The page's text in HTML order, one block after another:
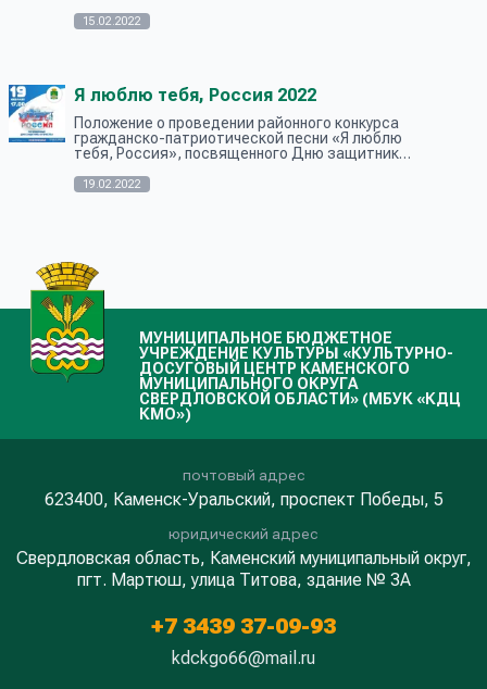
направлений борьбы с террористическими и
экс...
15.02.2022
Я люблю тебя, Россия 2022
Положение о проведении районного конкурса
гражданско-патриотической песни «Я люблю
тебя, Россия», посвященного Дню защитника
для солистов 19 февраля 2022 года Н...
19.02.2022
МУНИЦИПАЛЬНОЕ БЮДЖЕТНОЕ
УЧРЕЖДЕНИЕ КУЛЬТУРЫ «КУЛЬТУРНО-
ДОСУГОВЫЙ ЦЕНТР КАМЕНСКОГО
МУНИЦИПАЛЬНОГО ОКРУГА
СВЕРДЛОВСКОЙ ОБЛАСТИ» (МБУК «КДЦ
КМО»)
почтовый адрес
623400, Каменск-Уральский, проспект Победы, 5
юридический адрес
Свердловская область, Каменский муниципальный округ,
пгт. Мартюш, улица Титова, здание № 3А
+7 3439 37-09-93
kdckgo66@mail.ru